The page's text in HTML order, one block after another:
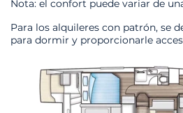
Nota: el confort puede variar de
Para los alquileres con patrón, se
para dormir y proporcionarle